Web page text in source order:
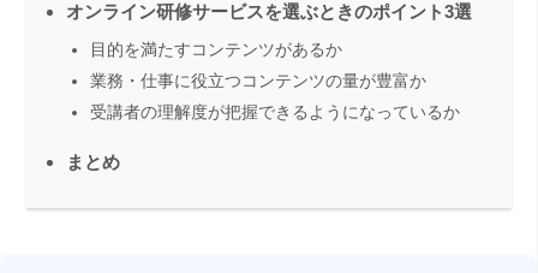
オンライン研修サービスを選ぶときのポイント3選
目的を満たすコンテンツがあるか
業務・仕事に役立つコンテンツの量が豊富か
受講者の理解度が把握できるようになっているか
まとめ